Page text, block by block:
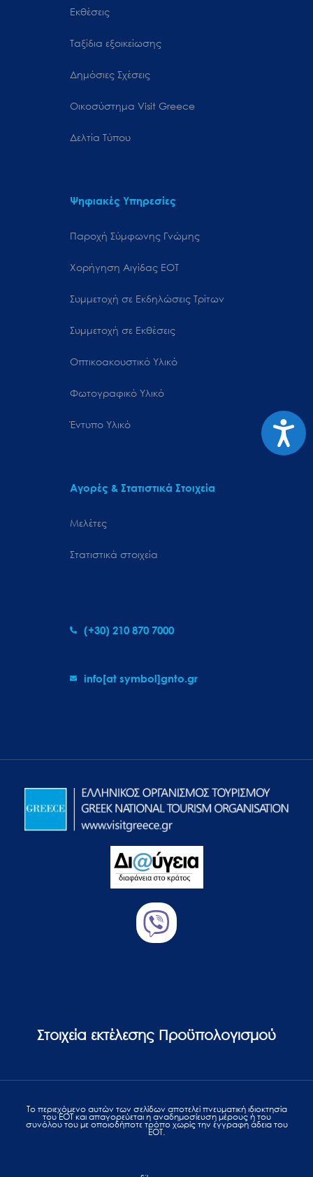
Εκθέσεις
Ταξίδια εξοικείωσης
Δημόσιες Σχέσεις
Oικοσύστημα Visit Greece
Δελτία Τύπου
Ψηφιακές Υπηρεσίες
Παροχή Σύμφωνης Γνώμης
Χορήγηση Αιγίδας ΕΟΤ
Συμμετοχή σε Εκδηλώσεις Τρίτων
Συμμετοχή σε Εκθέσεις
Οπτικοακουστικό Υλικό
Φωτογραφικό Υλικό
Έντυπο Υλικό
Αγορές & Στατιστικά Στοιχεία
Μελέτες
Στατιστικά στοιχεία
(+30) 210 870 7000
info[at symbol]gnto.gr
Στοιχεία εκτέλεσης Προϋπολογισμού
Το περιεχόμενο αυτών των σελίδων αποτελεί πvευματική ιδιοκτησία
του ΕΟΤ και απαγορεύεται η αναδημοσίευση μέρους ή του
συνόλου του με οποιοδήποτε τρόπο χωρίς την έγγραφη άδεια του
ΕΟΤ.